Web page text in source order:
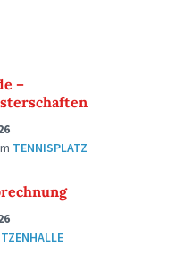
–
TENNISPLATZ